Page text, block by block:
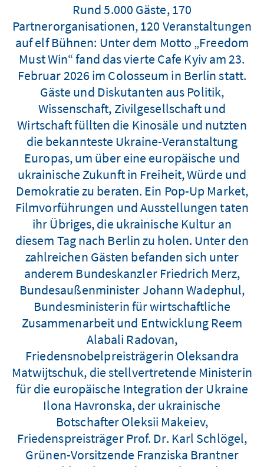
Rund 5.000 Gäste, 170
Partnerorganisationen, 120 Veranstaltungen
auf elf Bühnen: Unter dem Motto „Freedom
Must Win“ fand das vierte Cafe Kyiv am 23.
Februar 2026 im Colosseum in Berlin statt.
Gäste und Diskutanten aus Politik,
Wissenschaft, Zivilgesellschaft und
Wirtschaft füllten die Kinosäle und nutzten
die bekannteste Ukraine-Veranstaltung
Europas, um über eine europäische und
ukrainische Zukunft in Freiheit, Würde und
Demokratie zu beraten. Ein Pop-Up Market,
Filmvorführungen und Ausstellungen taten
ihr Übriges, die ukrainische Kultur an
diesem Tag nach Berlin zu holen. Unter den
zahlreichen Gästen befanden sich unter
anderem Bundeskanzler Friedrich Merz,
Bundesaußenminister Johann Wadephul,
Bundesministerin für wirtschaftliche
Zusammenarbeit und Entwicklung Reem
Alabali Radovan,
Friedensnobelpreisträgerin Oleksandra
Matwijtschuk, die stellvertretende Ministerin
für die europäische Integration der Ukraine
Ilona Havronska, der ukrainische
Botschafter Oleksii Makeiev,
Friedenspreisträger Prof. Dr. Karl Schlögel,
Grünen-Vorsitzende Franziska Brantner